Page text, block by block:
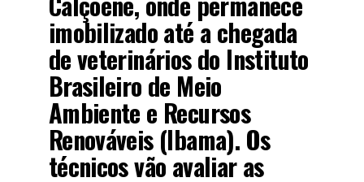
imobilizado até a chegada
de veterinários do Instituto
Brasileiro de Meio
Ambiente e Recursos
Renováveis (Ibama). Os
técnicos vão avaliar as